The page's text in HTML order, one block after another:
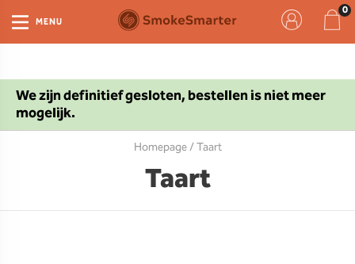
We zijn definitief gesloten, bestellen is niet meer
mogelijk.
MENU
Homepage/ Taart
Taart